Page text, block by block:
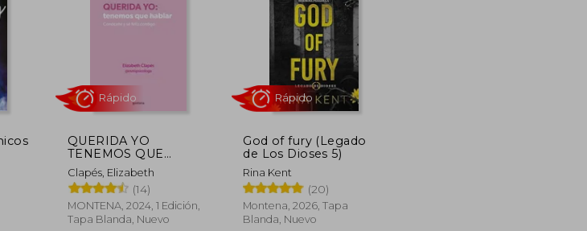
QUERIDA YO
TENEMOS QUE
HABLAR
Clapés, Elizabeth
(14)
MONTENA, 2024, 1 Edición,
Tapa Blanda, Nuevo
God of fury (Legado
de Los Dioses 5)
Rina Kent
(20)
Montena, 2026, Tapa
Blanda, Nuevo
Rápido